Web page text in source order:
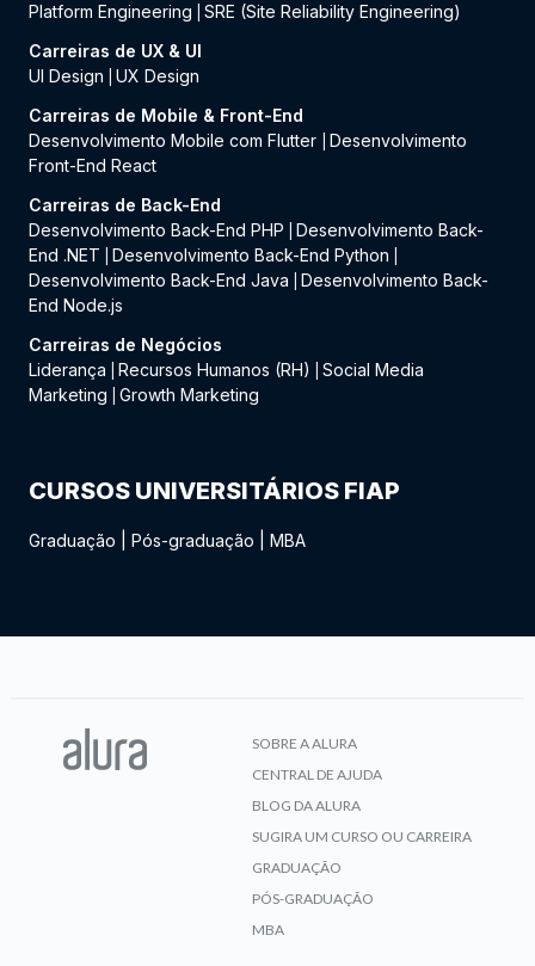
Platform Engineering
SRE (Site Reliability Engineering)
Carreiras de UX & UI
UI Design
UX Design
Carreiras de Mobile & Front-End
Desenvolvimento Mobile com Flutter
Desenvolvimento
Front-End React
Carreiras de Back-End
Desenvolvimento Back-End PHP
Desenvolvimento Back-
End .NET
Desenvolvimento Back-End Python
Desenvolvimento Back-End Java
Desenvolvimento Back-
End Node.js
Carreiras de Negócios
Liderança
Recursos Humanos (RH)
Social Media
Marketing
Growth Marketing
CURSOS UNIVERSITÁRIOS FIAP
Graduação Pós-graduação MBA
SOBRE A ALURA
CENTRAL DE AJUDA
BLOG DA ALURA
SUGIRA UM CURSO OU CARREIRA
GRADUAÇÃO
PÓS-GRADUAÇÃO
MBA